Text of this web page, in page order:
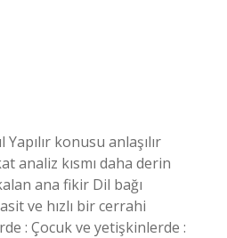
Yapılır konusu anlaşılır
analiz kısmı daha derin
ana fikir Dil bağı
ve hızlı bir cerrahi
: Çocuk ve yetişkinlerde :